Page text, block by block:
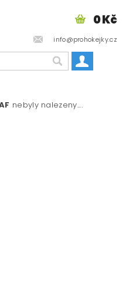
info@prohokejky.cz
0 Kč
nebyly nalezeny....